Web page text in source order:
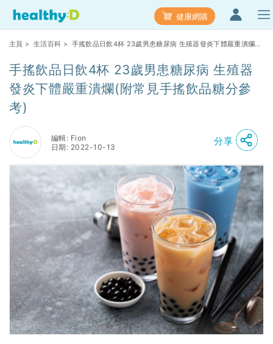
健康網購
主頁 > 生活百科 > 手搖飲品日飲4杯 23歲男患糖尿病 生殖器發炎下體嚴重潰爛
手搖飲品日飲4杯 23歲男患糖尿病 生殖器
發炎下體嚴重潰爛(附常見手搖飲品糖分參
考)
編輯: Fion
日期: 2022-10-13
分享